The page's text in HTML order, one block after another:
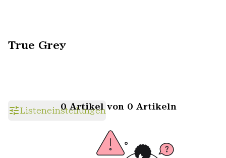
True Grey
Listeneinstellungen
0 Artikel von 0 Artikeln